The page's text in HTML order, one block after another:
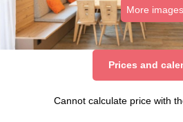
More images
Prices and
Cannot calculate price with